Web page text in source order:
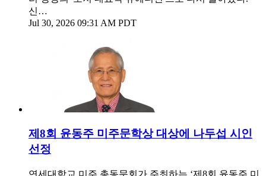
신…
Jul 30, 2026 09:31 AM PDT
제8회 윤동주 미주문학상 대상에 나두섭 시인
선정
연세대학교 미주 총동문회가 주최하는 ‘제8회 윤동주 미